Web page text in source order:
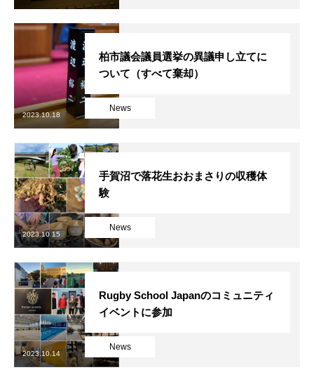
News
柏市議会議員選挙の異議申し立てに
ついて（すべて棄却）
2023.10.18
News
手賀沼で落花生おおまさりの収穫体
験
2023.10.15
News
Rugby School Japanのコミュニティ
イベントに参加
2023.10.14